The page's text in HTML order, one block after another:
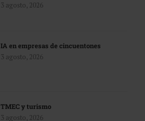
3 agosto, 2026
IA en empresas de cincuentones
3 agosto, 2026
TMEC y turismo
3 agosto, 2026